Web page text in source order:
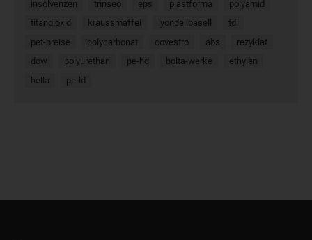
insolvenzen
trinseo eps plastforma
polyamid
titandioxid
kraussmaffei lyondellbasell
tdi
pet-preise
polycarbonat covestro abs
rezyklat
dow
polyurethan pe-hd bolta-werke
ethylen
hella
pe-ld